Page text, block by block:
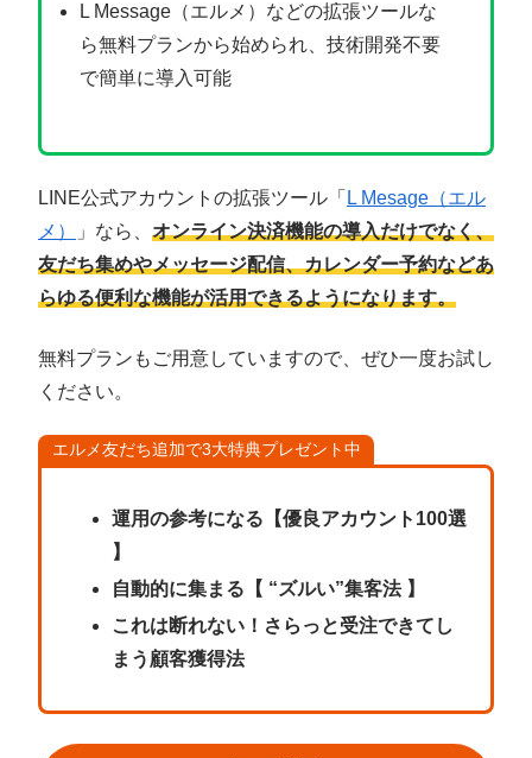
L Message（エルメ）などの拡張ツールな
ら無料プランから始められ、技術開発不要
で簡単に導入可能
LINE公式アカウントの拡張ツール「 L Mesage（エル
メ）
」なら、 オンライン決済機能の導入だけでなく、
友だち集めやメッセージ配信、カレンダー予約などあ
らゆる便利な機能が活用できるようになります。
無料プランもご用意していますので、ぜひ一度お試し
ください。
エルメ友だち追加で3大特典プレゼント中
運用の参考になる【優良アカウント100選
】
自動的に集まる【 “ズルい”集客法 】
これは断れない！さらっと受注できてし
まう顧客獲得法